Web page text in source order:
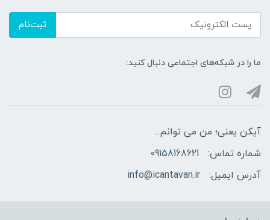
ثبت‌نام
ما را در شبکه‌های اجتماعی دنبال کنید:
آیکن یعنی؛ من می توانم...
شماره تماس:
09158168621
آدرس ایمیل:
info@icantavan.ir